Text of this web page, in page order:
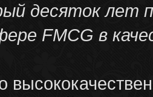
десяток лет
FMCG в